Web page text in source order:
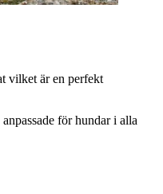
vilket är en perfekt
för hundar i alla